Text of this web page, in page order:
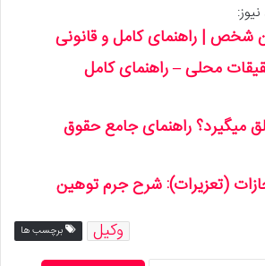
شخص | راهنمای کامل و قانونی
محلی – راهنمای کامل
میگیرد؟ راهنمای جامع حقوق
برچسب ها وکیل